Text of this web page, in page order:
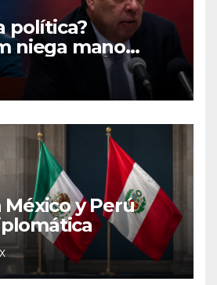
política?
niega mano
de Ángel
y Perú